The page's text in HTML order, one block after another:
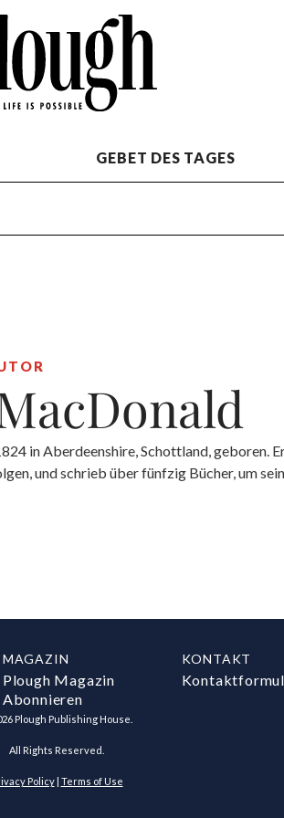
GEBET DES TAGES
in Aberdeenshire, Schottland, geboren.
und schrieb über fünfzig Bücher, um
MAGAZIN
Plough Magazin
Abonnieren
KONTAKT
Plough Publishing House.
All Rights Reserved.
Policy| Terms of Use